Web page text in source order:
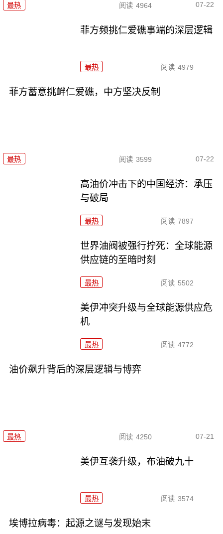
最热 阅读 4964 07-22
菲方频挑仁爱礁事端的深层逻辑
最热 阅读 4979
菲方蓄意挑衅仁爱礁，中方坚决反制
最热 阅读 3599 07-22
高油价冲击下的中国经济：承压
与破局
最热 阅读 7897
世界油阀被强行拧死：全球能源
供应链的至暗时刻
最热 阅读 5502
美伊冲突升级与全球能源供应危
机
最热 阅读 4772
油价飙升背后的深层逻辑与博弈
最热 阅读 4250 07-21
美伊互袭升级，布油破九十
最热 阅读 3574
埃博拉病毒：起源之谜与发现始末